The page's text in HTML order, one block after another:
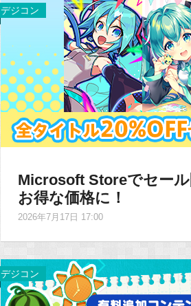
デジコン
Microsoft Storeでセー
お得な価格に！
2026年7月17日 17:00
デジコン